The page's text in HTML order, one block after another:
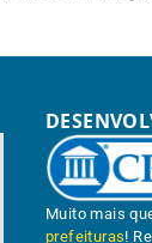
Muito mais
prefeituras!